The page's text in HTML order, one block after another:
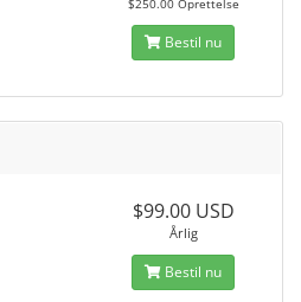
$250.00 Oprettelse
Bestil nu
$99.00 USD
Årlig
Bestil nu